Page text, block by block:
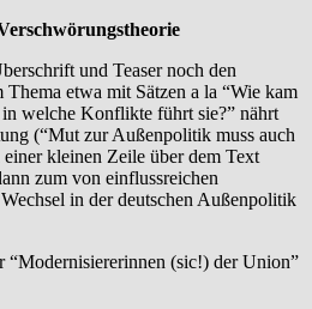
und Teaser noch den
etwa mit Sätzen a la “Wie kam
welche Konflikte führt sie?” nährt
(“Mut zur Außenpolitik muss auch
kleinen Zeile über dem Text
zum von einflussreichen
in der deutschen Außenpolitik
“Modernisiererinnen (sic!) der Union”